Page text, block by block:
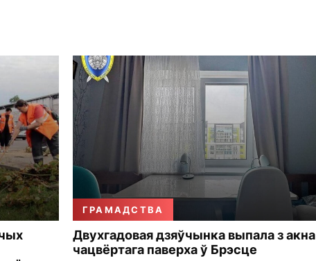
ГРАМАДСТВА
Двухгадовая дзяўчынка выпала з акна
чацвёртага паверха ў Брэсце